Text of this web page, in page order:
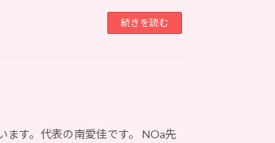
続きを読む
ます。代表の南愛佳です。 NOa先